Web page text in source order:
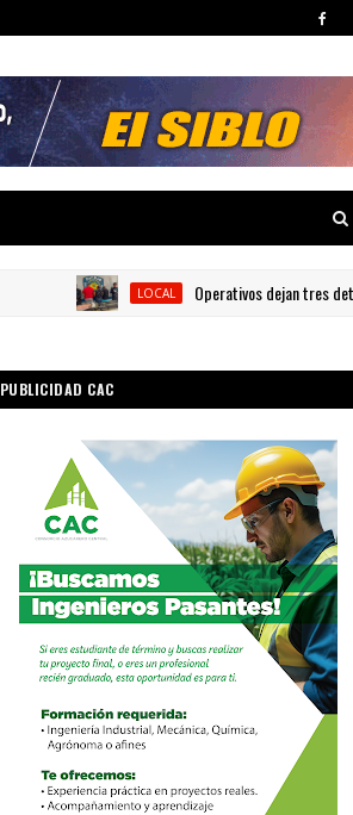
LOCAL Operativos dejan tres detenidos
PUBLICIDAD CAC